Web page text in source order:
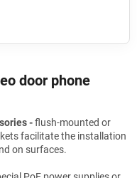
door phone
-flush-mounted or
facilitate the installation
on surfaces.